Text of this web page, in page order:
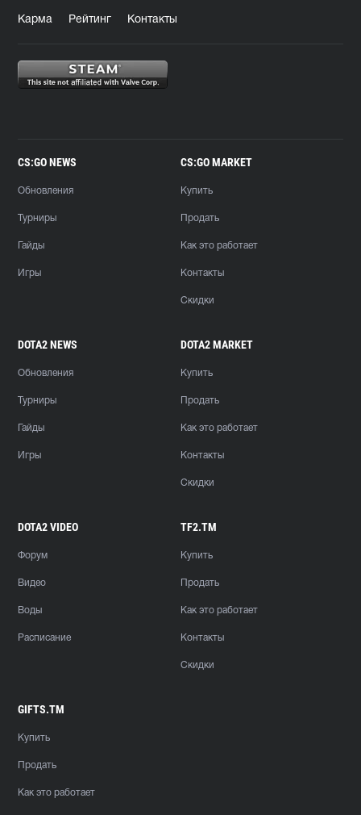
Карма Рейтинг Контакты
CS:GO NEWS
Обновления
Турниры
Гайды
Игры
CS:GO MARKET
Купить
Продать
Как это работает
Контакты
Скидки
DOTA2 NEWS
Обновления
Турниры
Гайды
Игры
DOTA2 MARKET
Купить
Продать
Как это работает
Контакты
Скидки
DOTA2 VIDEO
Форум
Видео
Воды
Расписание
TF2.TM
Купить
Продать
Как это работает
Контакты
Скидки
GIFTS.TM
Купить
Продать
Как это работает